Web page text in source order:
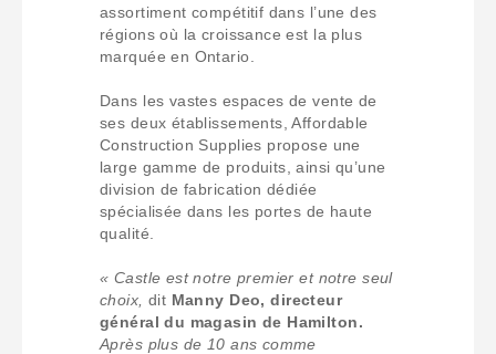
assortiment compétitif dans l’une des
régions où la croissance est la plus
marquée en Ontario.
Dans les vastes espaces de vente de
ses deux établissements, Affordable
Construction Supplies propose une
large gamme de produits, ainsi qu’une
division de fabrication dédiée
spécialisée dans les portes de haute
qualité.
« Castle est notre premier et notre seul
choix, dit Manny Deo, directeur
général du magasin de Hamilton.
Après plus de 10 ans comme